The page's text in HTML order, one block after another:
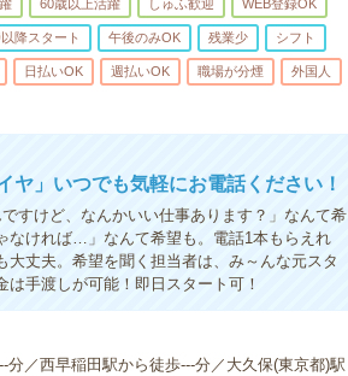
60歳以上活躍 しゅふ歓迎 WEB登録OK
降スタート 午後のみOK 残業少 シフト
日払いOK 週払いOK 職場が分煙 外国人
ヤ」いつでも気軽にお電話ください！
すけど、なんかいい仕事あります？」なんて希
なければ…」なんて希望も。電話1本もらえれ
丈夫。希望を聞く担当者は、み～んな元スタ
手渡しが可能！即日スタート可！
／西早稲田駅から徒歩---分／大久保(東京都)駅